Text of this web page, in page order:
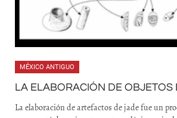
MÉXICO ANTIGUO
LA ELABORACIÓN DE OBJETOS
La elaboración de artefactos de jade fue un